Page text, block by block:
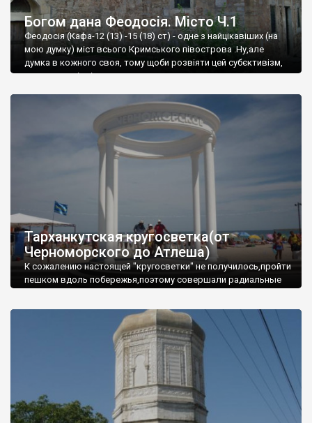
Богом дана Феодосія. Місто Ч.1
Феодосія (Кафа-12 (13) -15 (18) ст) - одне з найцікавіших (на
мою думку) міст всього Кримського півострова .Ну,але
думка в кожного своя, тому щоби розвіяти цей субєктивізм,
запрошую відвідати це
Тарханкутская кругосветка(от
Черноморского до Атлеша)
К сожалению настоящей "кругосветки" не получилось,пройти
пешком вдоль побережья,поэтому совершали радиальные